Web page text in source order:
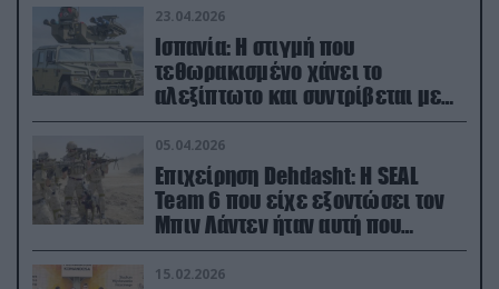
23.04.2026
Ισπανία: Η στιγμή που
τεθωρακισμένο χάνει το
αλεξίπτωτο και συντρίβεται με
ορμή στο έδαφος (βίντεο)
05.04.2026
Επιχείρηση Dehdasht: Η SEAL
Team 6 που είχε εξοντώσει τον
Μπιν Λάντεν ήταν αυτή που
διέσωσε τον πιλότο του F-15
15.02.2026